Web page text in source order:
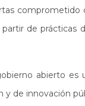
comprometido
de
abierto
y de innovación